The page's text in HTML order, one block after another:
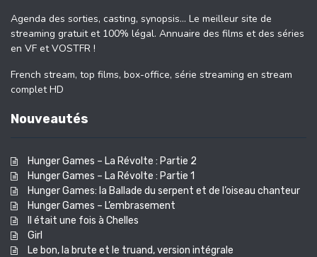
Agenda des sorties, casting, synopsis… Le meilleur site de
streaming gratuit et 100% légal. Annuaire des films et des séries
en VF et VOSTFR !
French stream, top films, box-office, série streaming en stream
complet HD
Nouveautés
Hunger Games – La Révolte : Partie 2
Hunger Games – La Révolte : Partie 1
Hunger Games: la Ballade du serpent et de l’oiseau chanteur
Hunger Games – L’embrasement
Il était une fois à Chelles
Girl
Le bon, la brute et le truand, version intégrale